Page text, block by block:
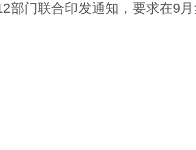
部门联合印发通知，要求在9月